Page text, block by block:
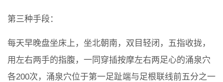
第三种手段：
每天早晚盘坐床上，坐北朝南，双目轻闭，五指收拢，
用左右两手的指腹，一同穿插按摩左右两足心的涌泉穴
各200次，涌泉穴位于第一足趾端与足根联线前五分之一